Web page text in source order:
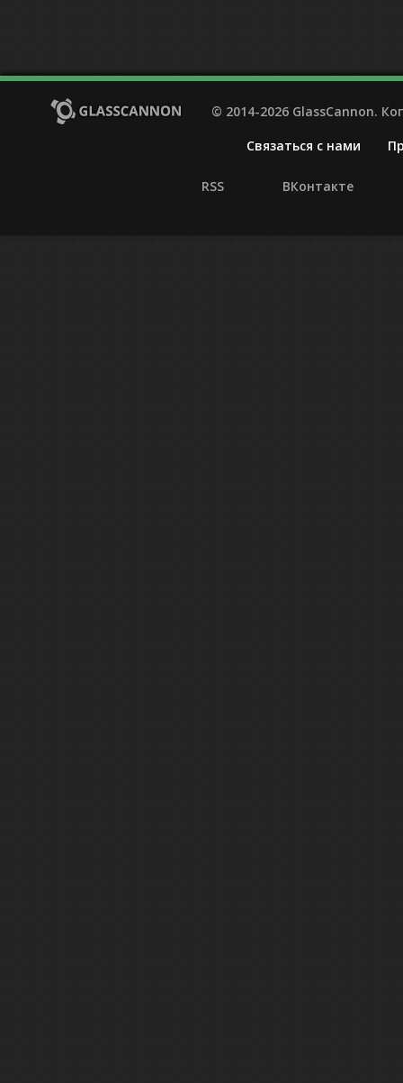
© 2014-2026 GlassCannon.
Связаться с нами
RSS ВКонтакте